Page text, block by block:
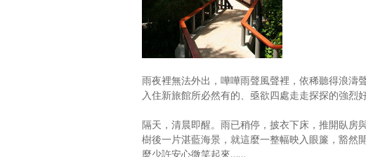
雨夜裡無法外出，嘩嘩雨聲風聲裡，依稀聽得浪濤
入住新旅館所必然有的、亟欲四處走走探探的強烈
隔天，清晨即醒。雨已稍停，披衣下床，推開臥房
樹後一片湛藍海景，就這麼一整幅映入眼簾，豁
麼少許安心微笑起來……